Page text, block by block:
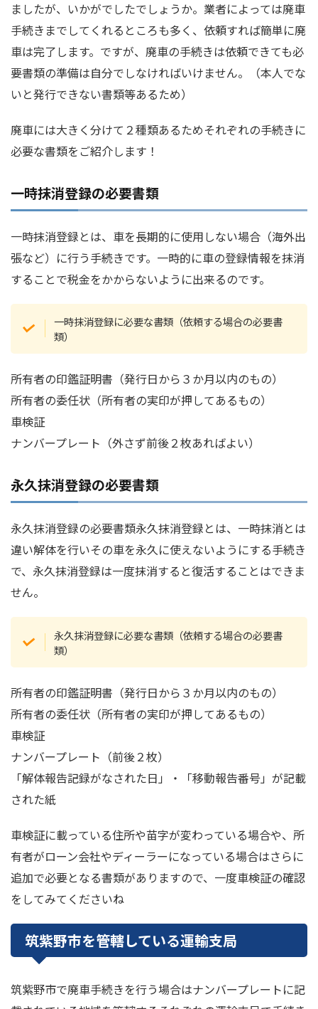
ましたが、いかがでしたでしょうか。業者によっては廃車
手続きまでしてくれるところも多く、依頼すれば簡単に廃
車は完了します。ですが、廃車の手続きは依頼できても必
要書類の準備は自分でしなければいけません。（本人でな
いと発行できない書類等あるため）
廃車には大きく分けて２種類あるためそれぞれの手続きに
必要な書類をご紹介します！
一時抹消登録の必要書類
一時抹消登録とは、車を長期的に使用しない場合（海外出
張など）に行う手続きです。一時的に車の登録情報を抹消
することで税金をかからないように出来るのです。
一時抹消登録に必要な書類（依頼する場合の必要書
類）
所有者の印鑑証明書（発行日から３か月以内のもの）
所有者の委任状（所有者の実印が押してあるもの）
車検証
ナンバープレート（外さず前後２枚あればよい）
永久抹消登録の必要書類
永久抹消登録の必要書類永久抹消登録とは、一時抹消とは
違い解体を行いその車を永久に使えないようにする手続き
で、永久抹消登録は一度抹消すると復活することはできま
せん。
永久抹消登録に必要な書類（依頼する場合の必要書
類）
所有者の印鑑証明書（発行日から３か月以内のもの）
所有者の委任状（所有者の実印が押してあるもの）
車検証
ナンバープレート（前後２枚）
「解体報告記録がなされた日」・「移動報告番号」が記載
された紙
車検証に載っている住所や苗字が変わっている場合や、所
有者がローン会社やディーラーになっている場合はさらに
追加で必要となる書類がありますので、一度車検証の確認
をしてみてくださいね
筑紫野市を管轄している運輸支局
筑紫野市で廃車手続きを行う場合はナンバープレートに記